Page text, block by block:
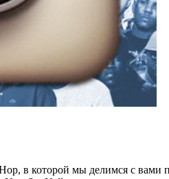
в которой мы делимся с вами